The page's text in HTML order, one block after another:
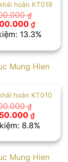
hoàn KT019
₫
₫Giá
hiện
tại
13.3%
hoàn KT010
₫
₫Giá
hiện
tại
8.8%